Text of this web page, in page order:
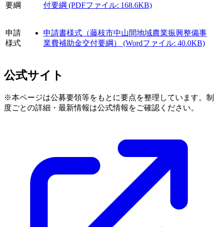
要綱
付要綱 (PDFファイル: 168.6KB)
申請
様式
申請書様式（藤枝市中山間地域農業振興整備事
業費補助金交付要綱） (Wordファイル: 40.0KB)
公式サイト
※本ページは公募要領等をもとに要点を整理しています。制
度ごとの詳細・最新情報は公式情報をご確認ください。